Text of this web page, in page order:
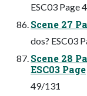
ESC03 Page
Scene 27
dos? ESC03
Scene 28
ESC03 Page
49/131